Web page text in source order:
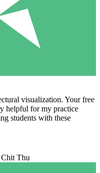
visualization. Your free
helpful for my practice
students with these
Thu